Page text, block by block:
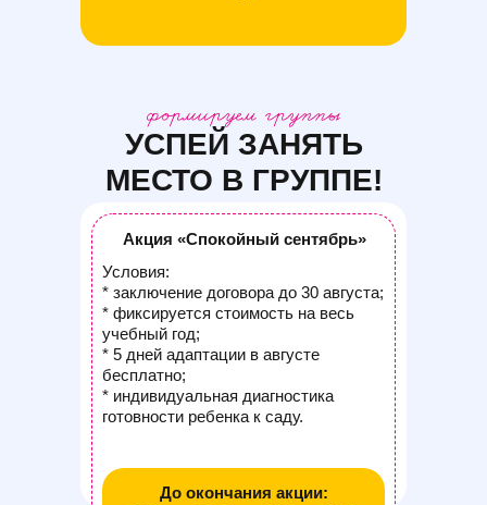
УСПЕЙ ЗАНЯТЬ
МЕСТО В ГРУППЕ!
До окончания акции:
Акция «Спокойный сентябрь»
Условия:
* заключение договора до 30 августа;
* фиксируется стоимость на весь
учебный год;
* 5 дней адаптации в августе
бесплатно;
* индивидуальная диагностика
готовности ребенка к саду.